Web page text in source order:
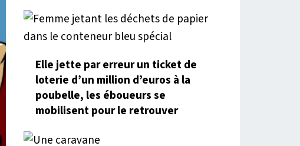
Elle jette par erreur un ticket de
loterie d’un million d’euros à la
poubelle, les éboueurs se
mobilisent pour le retrouver